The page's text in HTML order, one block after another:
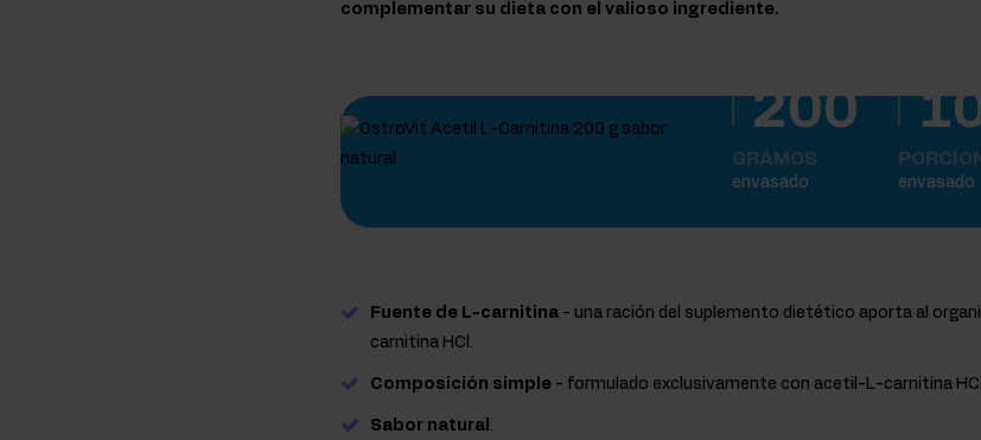
complementar su dieta con el valioso ingrediente.
200
GRAMOS
envasado envasado
Fuente de L-carnitina - una ración del suplemento dietético aporta al
carnitina HCl.
Composición simple - formulado exclusivamente con acetil-L-carnitina
Sabor natural .